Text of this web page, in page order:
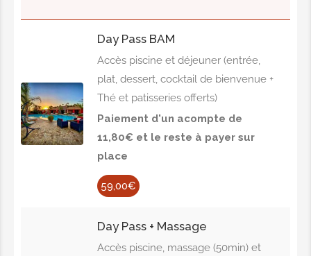
Day Pass BAM
Accès piscine et déjeuner (entrée,
plat, dessert, cocktail de bienvenue +
Thé et patisseries offerts)
Paiement d'un acompte de
11,80€ et le reste à payer sur
place
59,00€
Day Pass + Massage
Accès piscine, massage (50min) et